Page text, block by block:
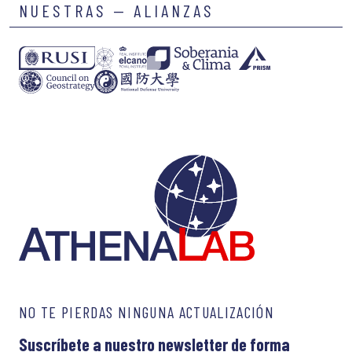
NUESTRAS — ALIANZAS
NO TE PIERDAS NINGUNA ACTUALIZACIÓN
Suscríbete a nuestro newsletter de forma